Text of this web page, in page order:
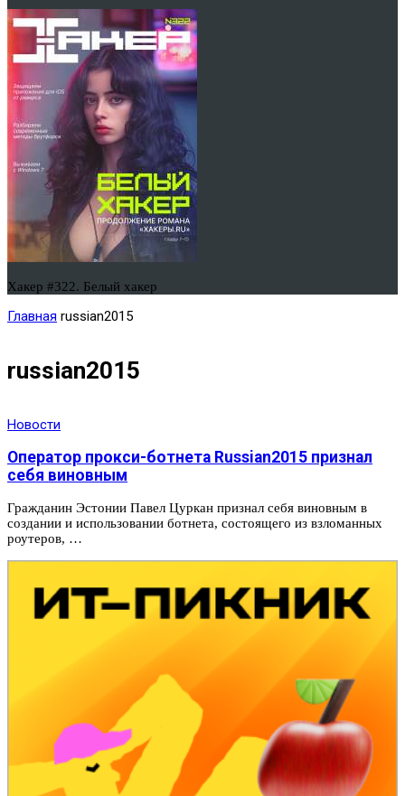
Хакер #322. Белый хакер
Главная russian2015
russian2015
Новости
Оператор прокси-ботнета Russian2015 признал
себя виновным
Гражданин Эстонии Павел Цуркан признал себя виновным в
создании и использовании ботнета, состоящего из взломанных
роутеров, …